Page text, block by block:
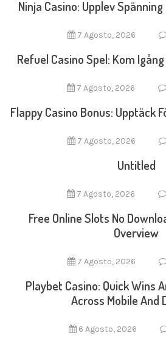
Ninja Casino: Upplev
7 Agosto, 2026
Refuel Casino Spel: Kom
7 Agosto, 2026
Flappy Casino Bonus: Upptäck
7 Agosto, 2026
Untitled
7 Agosto, 2026
Free Online Slots No
Overview
7 Agosto, 2026
Playbet Casino: Quick Wins
Across Mobile And
6 Agosto, 2026